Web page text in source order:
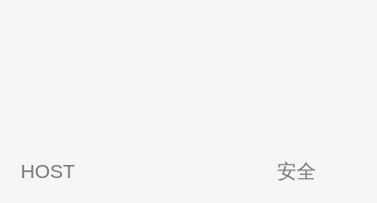
HOST 安全